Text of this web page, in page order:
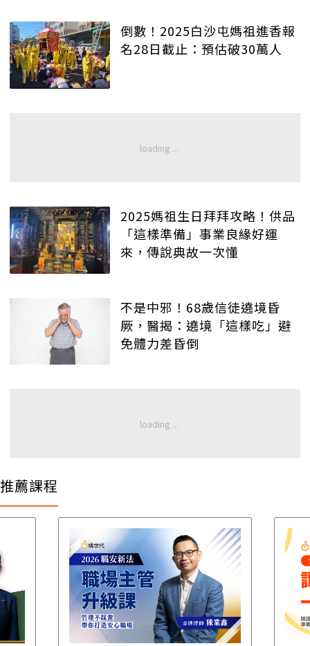
倒數！2025白沙屯媽祖進香報
名28日截止：預估破30萬人
2025媽祖生日拜拜攻略！供品
「這樣準備」事業良緣好運
來，傳說典故一次懂
不是中邪！68歲信徒遶境昏
厥，醫揭：遶境「這樣吃」避
免體力差昏倒
推薦課程